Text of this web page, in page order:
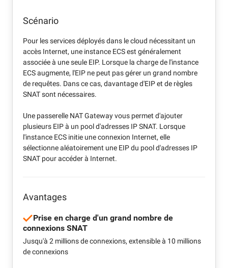
Scénario
Pour les services déployés dans le cloud nécessitant un
accès Internet, une instance ECS est généralement
associée à une seule EIP. Lorsque la charge de l'instance
ECS augmente, l'EIP ne peut pas gérer un grand nombre
de requêtes. Dans ce cas, davantage d'EIP et de règles
SNAT sont nécessaires.
Une passerelle NAT Gateway vous permet d'ajouter
plusieurs EIP à un pool d'adresses IP SNAT. Lorsque
l'instance ECS initie une connexion Internet, elle
sélectionne aléatoirement une EIP du pool d'adresses IP
SNAT pour accéder à Internet.
Avantages
Prise en charge d'un grand nombre de
connexions SNAT
Jusqu'à 2 millions de connexions, extensible à 10 millions
de connexions